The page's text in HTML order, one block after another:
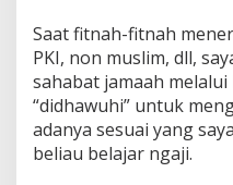
Saat fitnah-fitnah
PKI, non muslim, dll,
sahabat jamaah
“didhawuhi” untuk
adanya sesuai yang
beliau belajar ngaji.